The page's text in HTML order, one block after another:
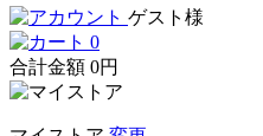
ゲスト様
0
合計金額 0円